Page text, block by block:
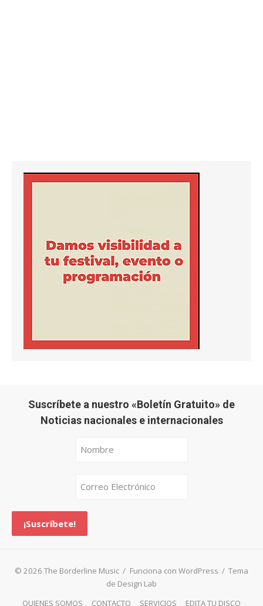
Suscríbete a nuestro «Boletín Gratuito» de
Noticias nacionales e internacionales
© 2026 The Borderline Music / Funciona con WordPress / Tema
de Design Lab
QUIENES SOMOS
CONTACTO SERVICIOS EDITA TU DISCO